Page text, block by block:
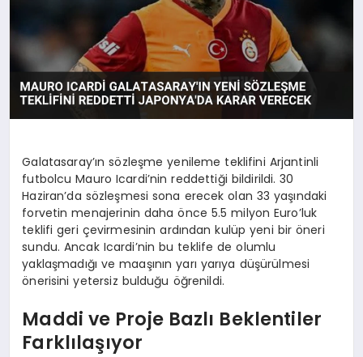
TEKNOLOJI
Galatasaray’ın sözleşme yenileme teklifini Arjantinli
futbolcu Mauro Icardi’nin reddettiği bildirildi. 30
Haziran’da sözleşmesi sona erecek olan 33 yaşındaki
forvetin menajerinin daha önce 5.5 milyon Euro’luk
teklifi geri çevirmesinin ardından kulüp yeni bir öneri
sundu. Ancak Icardi’nin bu teklife de olumlu
yaklaşmadığı ve maaşının yarı yarıya düşürülmesi
önerisini yetersiz bulduğu öğrenildi.
Maddi ve Proje Bazlı Beklentiler
Farklılaşıyor